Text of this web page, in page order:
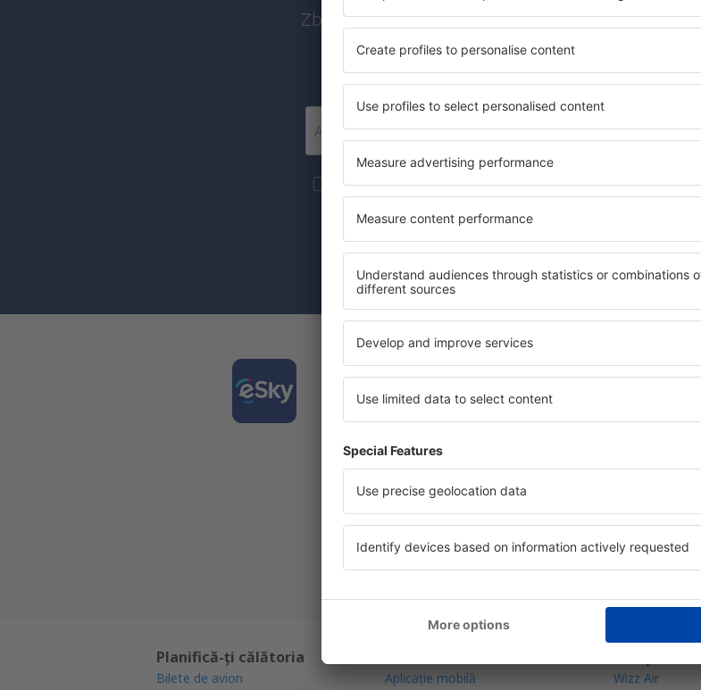
Zboruri ieftine, city break-uri, vacanțe – profită
tuturor.
Trimitem doar ce e mai bun, pe
Mai multe călătorii la prețuri avantajoase în newsletter-ul
materiale informaționale (sub formă de newsletter) de la eSky.pl S.A.
furnizat-o.
Prin bifarea căsuței de mai sus, furnizarea adresei de e-mail și
Descarcă aplicația noastră
și organizează-ţi convenabil
Cea mai bine evaluată aplicație din categoria călătoriilor
Noi oferte zilnice la îndemână
Toate rezervările tale într-un singur loc
Planifică-ți călătoria
Bilete de avion
Aplicație mobilă
Wizz Air